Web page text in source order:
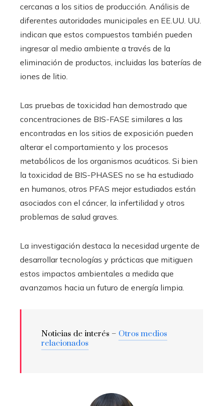
cercanas a los sitios de producción. Análisis de
diferentes autoridades municipales en EE.UU. UU.
indican que estos compuestos también pueden
ingresar al medio ambiente a través de la
eliminación de productos, incluidas las baterías de
iones de litio.
Las pruebas de toxicidad han demostrado que
concentraciones de BIS-FASE similares a las
encontradas en los sitios de exposición pueden
alterar el comportamiento y los procesos
metabólicos de los organismos acuáticos. Si bien
la toxicidad de BIS-PHASES no se ha estudiado
en humanos, otros PFAS mejor estudiados están
asociados con el cáncer, la infertilidad y otros
problemas de salud graves.
La investigación destaca la necesidad urgente de
desarrollar tecnologías y prácticas que mitiguen
estos impactos ambientales a medida que
avanzamos hacia un futuro de energía limpia.
Noticias de interés – Otros medios
relacionados